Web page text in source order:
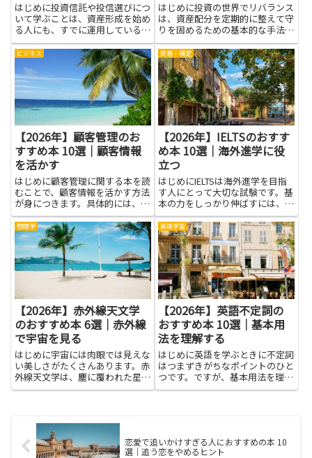
はじめに投資信託や投信選びにつ
いて学ぶことは、資産形成を始め
る人にも、すでに運用している人
にも大きな助けになります。本で
得られる知識は、商品ごとの仕組
みや手数料、リスクの種類とその
管理方法など、実践で役立つ基礎
力を育てます。用語や仕組みが
わ...
はじめに投資の世界でリバランス
は、資産配分を定期的に整えて守
りを固めるための基本的な手法で
す。値動きで偏ったポートフォリ
オを目標配分に戻すことで、リス
クのコントロールや安定した運用
に寄与します。感情に左右されず
機械的に調整する習慣は、長期
的...
ビジネス
【2026年】顧客管理のお
すすめ本 10選｜顧客情報
を活かす
はじめに顧客管理に関する本を読
むことで、顧客情報を活かす方法
が身につきます。具体的には、顧
客の購買履歴や問い合わせ履歴を
整理して、適切なタイミングで適
切な対応ができるようになりま
す。その結果、顧客満足度の向上
やリピート率の改善、営業やマー
ケ...
資格・検定
【2026年】IELTSのおすす
め本 10選｜海外進学に役
立つ
はじめにIELTSは海外進学を目指
す人にとって大切な試験です。基
本の力をしっかり伸ばすには、信
頼できる解説と実例がまとまった
本を使うのが近道になります。こ
のテーマを学ぶと、語彙を増やし
表現を広げられるだけでなく、リ
スニング・リーディング・ラ...
物理学
【2026年】赤外線天文学
のおすすめ本 6選｜赤外線
で宇宙を見る
はじめに宇宙には肉眼では見えな
い美しさがたくさんあります。赤
外線天文学は、塵に覆われた星雲
や遠くの銀河の謎を照らしてくれ
成、古い光が伝える情報が少しず
つわかってきます。難しい用語
に...
英語学習
【2026年】英語不定詞の
おすすめ本 10選｜基本用
法を理解する
はじめに英語を学ぶときに不定詞
はつまずきがちなポイントのひと
つです。ですが、基本用法を理解
することで、文章の骨格が見えや
る...
恋愛で追いかけすぎる人におすすめの本 10
選｜追う恋をやめるヒント